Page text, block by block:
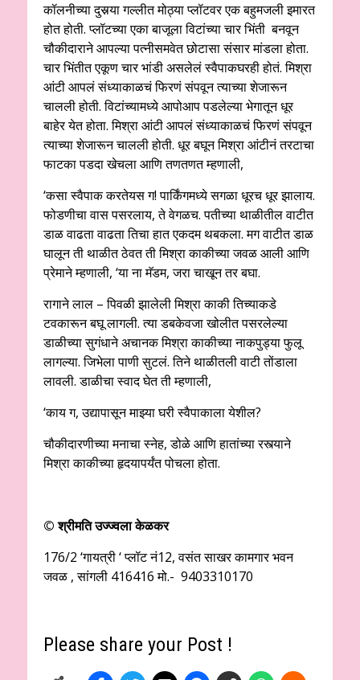
कॉलनीच्या दुसर्‍या गल्लीत मोठ्या प्लॉटवर एक बहुमजली इमारत
होत होती. प्लॉटच्या एका बाजूला विटांच्या चार भिंती बनवून
चौकीदाराने आपल्या पत्नीसमवेत छोटासा संसार मांडला होता.
चार भिंतीत एकूण चार भांडी असलेलं स्वैपाकघरही होतं. मिश्रा
आंटी आपलं संध्याकाळचं फिरणं संपवून त्याच्या शेजारून
चालली होती. विटांच्यामध्ये आपोआप पडलेल्या भेगातून धूर
बाहेर येत होता. मिश्रा आंटी आपलं संध्याकाळचं फिरणं संपवून
त्याच्या शेजारून चालली होती. धूर बघून मिश्रा आंटीनं तरटाचा
फाटका पडदा खेचला आणि तणतणत म्हणाली,
‘कसा स्वैपाक करतेयस ग! पार्किंगमध्ये सगळा धूरच धूर झालाय.
फोडणीचा वास पसरलाय, ते वेगळच. पतीच्या थाळीतील वाटीत
डाळ वाढता वाढता तिचा हात एकदम थबकला. मग वाटीत डाळ
घालून ती थाळीत ठेवत ती मिश्रा काकीच्या जवळ आली आणि
प्रेमाने म्हणाली, ‘या ना मॅडम, जरा चाखून तर बघा.
रागाने लाल – पिवळी झालेली मिश्रा काकी तिच्याकडे
टवकारून बघू लागली. त्या डबकेवजा खोलीत पसरलेल्या
डाळीच्या सुगंधाने अचानक मिश्रा काकीच्या नाकपुड्या फुलू
लागल्या. जिभेला पाणी सुटलं. तिने थाळीतली वाटी तोंडाला
लावली. डाळीचा स्वाद घेत ती म्हणाली,
‘काय ग, उद्यापासून माझ्या घरी स्वैपाकाला येशील?
चौकीदारणीच्या मनाचा स्नेह, डोळे आणि हातांच्या रस्त्याने
मिश्रा काकीच्या हृदयापर्यंत पोचला होता.
© श्रीमति उज्ज्वला केळकर
176/2 ‘गायत्री ‘ प्लॉट नं12, वसंत साखर कामगार भवन
जवळ , सांगली 416416 मो.- 9403310170
Please share your Post !